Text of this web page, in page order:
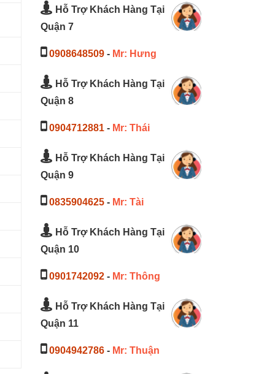
Hỗ Trợ Khách Hàng Tại
Quận 7
0908648509- Mr: Hưng
Hỗ Trợ Khách Hàng Tại
Quận 8
0904712881- Mr: Thái
Hỗ Trợ Khách Hàng Tại
Quận 9
0835904625- Mr: Tài
Hỗ Trợ Khách Hàng Tại
Quận 10
0901742092- Mr: Thông
Hỗ Trợ Khách Hàng Tại
Quận 11
0904942786- Mr: Thuận